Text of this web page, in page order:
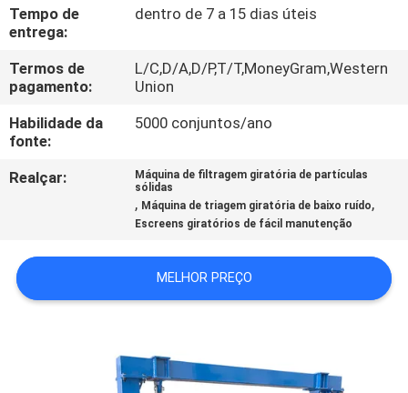
CONTACTE-
NOS
PEÇA
CITAÇÕES
SITEMAP
POLÍTICA
PRIVACIDADE
Tempo de
entrega:
dentro de 7 a 15 dias úteis
Termos de
pagamento:
L/C,D/A,D/P,T/T,MoneyGram,Western
Union
Habilidade da
fonte:
5000 conjuntos/ano
Realçar:
Máquina de filtragem giratória de partículas
sólidas
, Máquina de triagem giratória de baixo ruído,
Escreens giratórios de fácil manutenção
MELHOR PREÇO